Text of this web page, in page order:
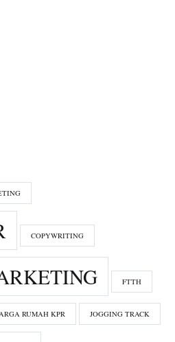
COPYWRITING
FTTH
RUMAH KPR JOGGING TRACK